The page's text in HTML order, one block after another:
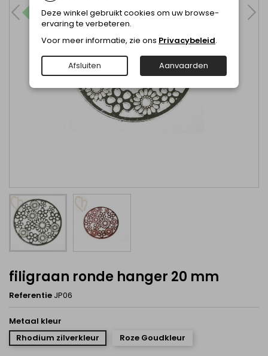
filigraan ronde hanger 20 mm
Referentie JP06
Metaal kleur
Rhodium zilverkleur
Roze Goudkleur
Deze winkel gebruikt cookies om uw browse-
ervaring te verbeteren.
Voor meer informatie, zie ons Privacybeleid.
Afsluiten Aanvaarden